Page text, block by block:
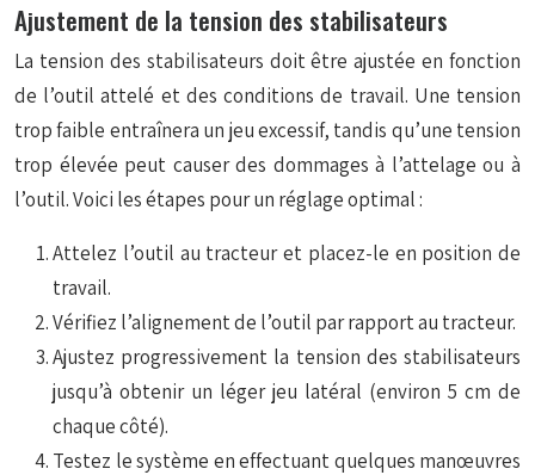
Ajustement de la tension des stabilisateurs
La tension des stabilisateurs doit être ajustée en fonction
de l’outil attelé et des conditions de travail. Une tension
trop faible entraînera un jeu excessif, tandis qu’une tension
trop élevée peut causer des dommages à l’attelage ou à
l’outil. Voici les étapes pour un réglage optimal :
Attelez l’outil au tracteur et placez-le en position de
travail.
Vérifiez l’alignement de l’outil par rapport au tracteur.
Ajustez progressivement la tension des stabilisateurs
jusqu’à obtenir un léger jeu latéral (environ 5 cm de
chaque côté).
Testez le système en effectuant quelques manœuvres